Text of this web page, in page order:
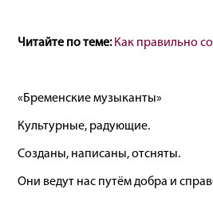
Читайте по теме: Как правильно
«Бременские музыканты»
Культурные, радующие.
Созданы, написаны, отсняты.
Они ведут нас путём добра и